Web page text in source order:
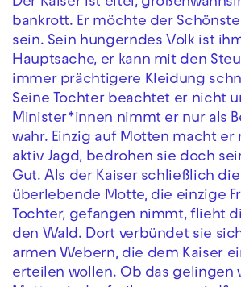
Der Kaiser ist eitel,
bankrott. Er möchte der
sein. Sein hungerndes Volk ist
Hauptsache, er kann mit den
immer prächtigere Kleidung
Seine Tochter beachtet er nicht
Minister*innen nimmt er nur als
wahr. Einzig auf Motten macht er
aktiv Jagd, bedrohen sie doch
Gut. Als der Kaiser schließlich
überlebende Motte, die einzige
Tochter, gefangen nimmt, flieht
den Wald. Dort verbündet sie
armen Webern, die dem Kaiser
erteilen wollen. Ob das gelingen